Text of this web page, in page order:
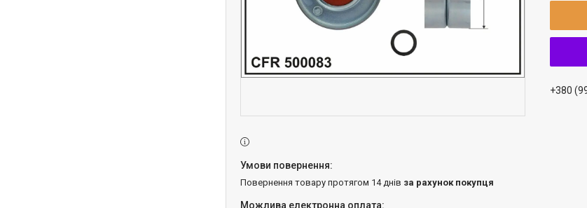
+380
повернення товару протягом 14 днів за рахунок покупця